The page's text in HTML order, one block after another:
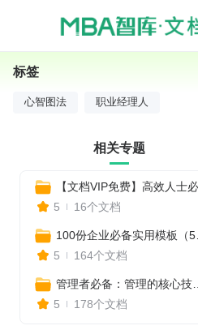
标签
心智图法 职业经理人
相关专题
5
16个文档
5
164个文档
5
178个文档